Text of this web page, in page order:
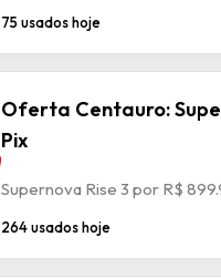
75 usados hoje
Oferta Centauro:
Pix
Supernova Rise 3 por R$
264 usados hoje